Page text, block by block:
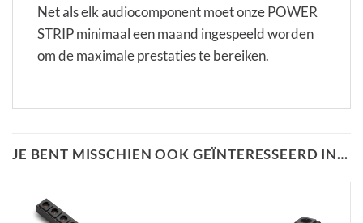
Net als elk audiocomponent moet onze POWER
STRIP minimaal een maand ingespeeld worden
om de maximale prestaties te bereiken.
JE BENT MISSCHIEN OOK GEÏNTERESSEERD IN…